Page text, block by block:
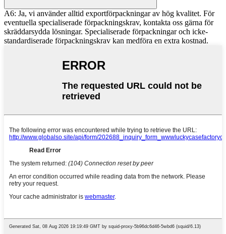
A6: Ja, vi använder alltid exportförpackningar av hög kvalitet. För
eventuella specialiserade förpackningskrav, kontakta oss gärna för
skräddarsydda lösningar. Specialiserade förpackningar och icke-
standardiserade förpackningskrav kan medföra en extra kostnad.